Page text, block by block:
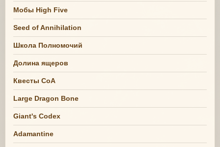
Мобы High Five
Seed of Annihilation
Школа Полномочий
Долина ящеров
Квесты СоА
Large Dragon Bone
Giant's Codex
Adamantine